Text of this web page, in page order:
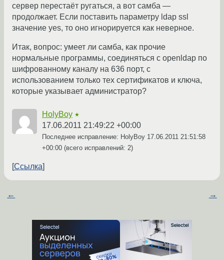
сервер перестаёт ругаться, а вот самба —
продолжает. Если поставить параметру ldap ssl
значение yes, то оно игнорируется как неверное.
Итак, вопрос: умеет ли самба, как прочие
нормальные программы, соединяться с openldap по
шифрованному каналу на 636 порт, с
использованием только тех сертификатов и ключа,
которые указывает администратор?
HolyBoy ★
17.06.2011 21:49:22 +00:00
Последнее исправление: HolyBoy 17.06.2011 21:51:58
+00:00 (всего исправлений: 2)
Ссылка
← →